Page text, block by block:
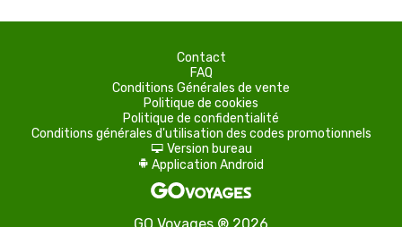
Contact
FAQ
Conditions Générales de vente
Politique de cookies
Politique de confidentialité
Conditions générales d'utilisation des codes promotionnels
d Version bureau
A Application Android